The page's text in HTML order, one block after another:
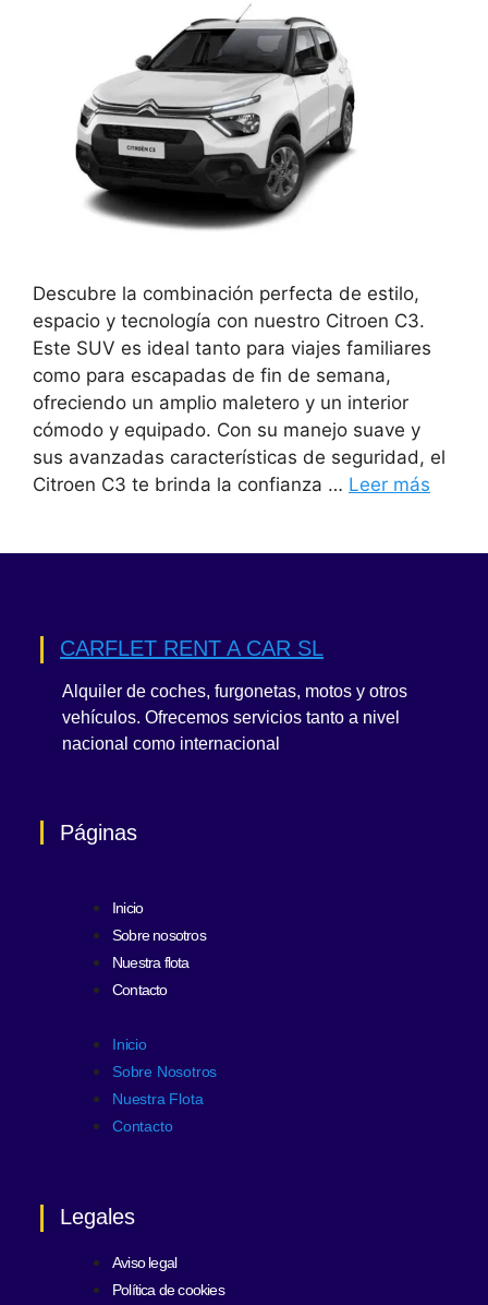
Descubre la combinación perfecta de estilo,
espacio y tecnología con nuestro Citroen C3.
Este SUV es ideal tanto para viajes familiares
como para escapadas de fin de semana,
ofreciendo un amplio maletero y un interior
cómodo y equipado. Con su manejo suave y
sus avanzadas características de seguridad, el
Citroen C3 te brinda la confianza … Leer más
CARFLET RENT A CAR SL
Alquiler de coches, furgonetas, motos y otros
vehículos. Ofrecemos servicios tanto a nivel
nacional como internacional
Páginas
Inicio
Sobre nosotros
Nuestra flota
Contacto
Inicio
Sobre Nosotros
Nuestra Flota
Contacto
Legales
Aviso legal
Política de cookies